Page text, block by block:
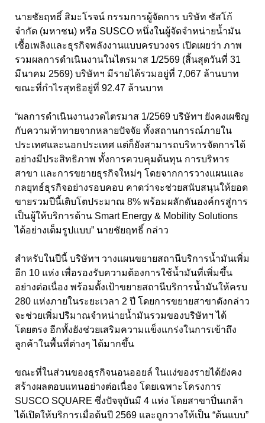
นายชัยฤทธิ์ สิมะโรจน์ กรรมการผู้จัดการ บริษัท ซัสโก้
จำกัด (มหาชน) หรือ SUSCO หนึ่งในผู้จัดจำหน่ายน้ำมัน
เชื้อเพลิงและธุรกิจพลังงานแบบครบวงจร เปิดเผยว่า ภาพ
รวมผลการดำเนินงานในไตรมาส 1/2569 (สิ้นสุดวันที่ 31
มีนาคม 2569) บริษัทฯ มีรายได้รวมอยู่ที่ 7,067 ล้านบาท
ขณะที่กำไรสุทธิอยู่ที่ 92.47 ล้านบาท
“ผลการดำเนินงานงวดไตรมาส 1/2569 บริษัทฯ ยังคงเผชิญ
กับความท้าทายจากหลายปัจจัย ทั้งสถานการณ์ภายใน
ประเทศและนอกประเทศ แต่ก็ยังสามารถบริหารจัดการได้
อย่างมีประสิทธิภาพ ทั้งการควบคุมต้นทุน การบริหาร
สาขา และการขยายธุรกิจใหม่ๆ โดยจากการวางแผนและ
กลยุทธ์ธุรกิจอย่างรอบคอบ คาดว่าจะช่วยสนับสนุนให้ยอด
ขายรวมปีนี้เติบโตประมาณ 8% พร้อมผลักดันองค์กรสู่การ
เป็นผู้ให้บริการด้าน Smart Energy & Mobility Solutions
ได้อย่างเต็มรูปแบบ” นายชัยฤทธิ์ กล่าว
สำหรับในปีนี้ บริษัทฯ วางแผนขยายสถานีบริการน้ำมันเพิ่ม
อีก 10 แห่ง เพื่อรองรับความต้องการใช้น้ำมันที่เพิ่มขึ้น
อย่างต่อเนื่อง พร้อมตั้งเป้าขยายสถานีบริการน้ำมันให้ครบ
280 แห่งภายในระยะเวลา 2 ปี โดยการขยายสาขาดังกล่าว
จะช่วยเพิ่มปริมาณจำหน่ายน้ำมันรวมของบริษัทฯ ได้
โดยตรง อีกทั้งยังช่วยเสริมความแข็งแกร่งในการเข้าถึง
ลูกค้าในพื้นที่ต่างๆ ได้มากขึ้น
ขณะที่ในส่วนของธุรกิจนอนออยล์ ในแง่ของรายได้ยังคง
สร้างผลตอบแทนอย่างต่อเนื่อง โดยเฉพาะโครงการ
SUSCO SQUARE ซึ่งปัจจุบันมี 4 แห่ง โดยสาขาปิ่นเกล้า
ได้เปิดให้บริการเมื่อต้นปี 2569 และถูกวางให้เป็น “ต้นแบบ”